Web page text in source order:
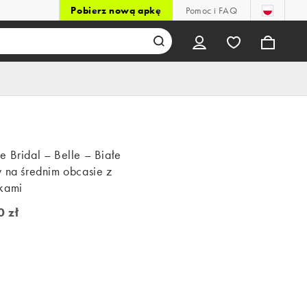
Pobierz nową apkę Pomoc i FAQ
Bridal – Belle – Białe
na średnim obcasie z
zł